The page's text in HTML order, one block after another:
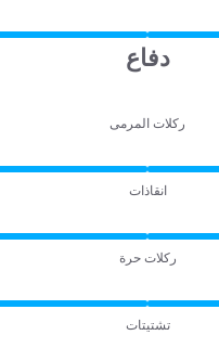
دفاع
ركلات المرمى
انقاذات
ركلات حرة
تشتيتات